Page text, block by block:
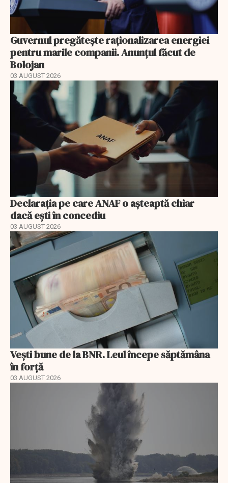
Guvernul pregătește raționalizarea energiei
pentru marile companii. Anunțul făcut de
Bolojan
03 AUGUST 2026
Declarația pe care ANAF o așteaptă chiar
dacă ești în concediu
03 AUGUST 2026
Vești bune de la BNR. Leul începe săptămâna
în forță
03 AUGUST 2026